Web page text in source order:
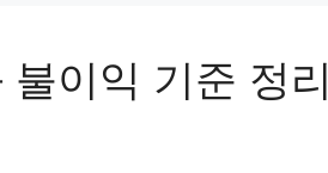
이익 기준 정리